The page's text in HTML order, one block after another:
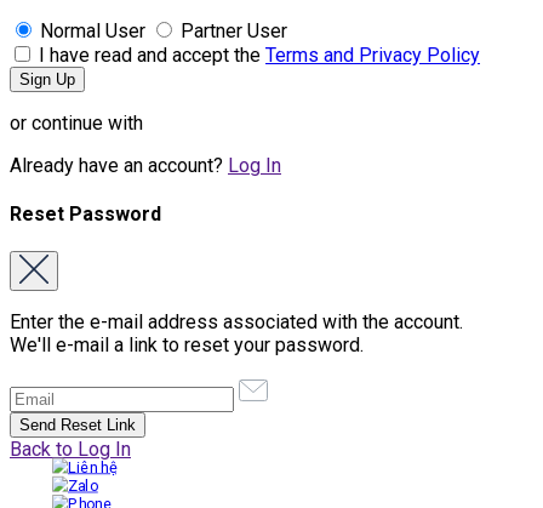
Normal User
Partner User
I have read and accept the Terms and Privacy Policy
or continue with
Already have an account? Log In
Reset Password
Enter the e-mail address associated with the account.
We'll e-mail a link to reset your password.
Back to Log In